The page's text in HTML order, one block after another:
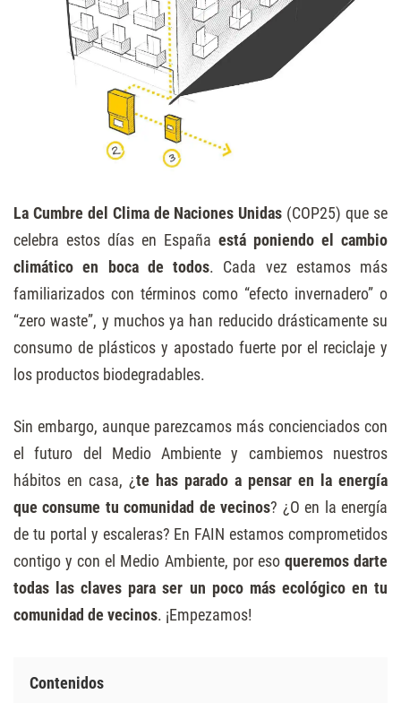
La Cumbre del Clima de Naciones Unidas (COP25) que se
celebra estos días en España está poniendo el cambio
climático en boca de todos. Cada vez estamos más
familiarizados con términos como “efecto invernadero” o
“zero waste”, y muchos ya han reducido drásticamente su
consumo de plásticos y apostado fuerte por el reciclaje y
los productos biodegradables.
Sin embargo, aunque parezcamos más concienciados con
el futuro del Medio Ambiente y cambiemos nuestros
hábitos en casa, ¿te has parado a pensar en la energía
que consume tu comunidad de vecinos? ¿O en la energía
de tu portal y escaleras? En FAIN estamos comprometidos
contigo y con el Medio Ambiente, por eso queremos darte
todas las claves para ser un poco más ecológico en tu
comunidad de vecinos. ¡Empezamos!
Contenidos